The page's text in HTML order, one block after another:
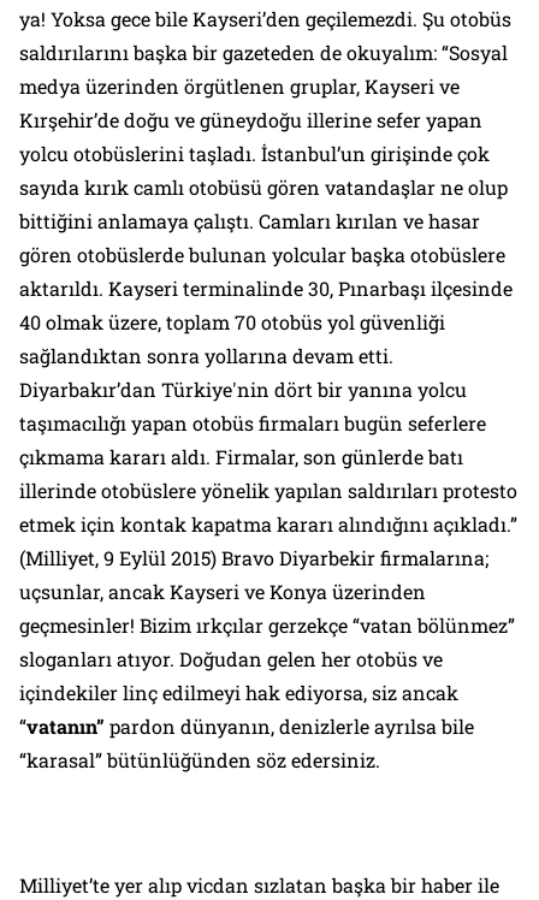
ya! Yoksa gece bile Kayseri’den geçilemezdi. Şu otobüs
saldırılarını başka bir gazeteden de okuyalım: “Sosyal
medya üzerinden örgütlenen gruplar, Kayseri ve
Kırşehir’de doğu ve güneydoğu illerine sefer yapan
yolcu otobüslerini taşladı. İstanbul’un girişinde çok
sayıda kırık camlı otobüsü gören vatandaşlar ne olup
bittiğini anlamaya çalıştı. Camları kırılan ve hasar
gören otobüslerde bulunan yolcular başka otobüslere
aktarıldı. Kayseri terminalinde 30, Pınarbaşı ilçesinde
40 olmak üzere, toplam 70 otobüs yol güvenliği
sağlandıktan sonra yollarına devam etti.
Diyarbakır’dan Türkiye'nin dört bir yanına yolcu
taşımacılığı yapan otobüs firmaları bugün seferlere
çıkmama kararı aldı. Firmalar, son günlerde batı
illerinde otobüslere yönelik yapılan saldırıları protesto
etmek için kontak kapatma kararı alındığını açıkladı.”
(Milliyet, 9 Eylül 2015) Bravo Diyarbekir firmalarına;
uçsunlar, ancak Kayseri ve Konya üzerinden
geçmesinler! Bizim ırkçılar gerzekçe “vatan bölünmez”
sloganları atıyor. Doğudan gelen her otobüs ve
içindekiler linç edilmeyi hak ediyorsa, siz ancak
“vatanın” pardon dünyanın, denizlerle ayrılsa bile
“karasal” bütünlüğünden söz edersiniz.
Milliyet’te yer alıp vicdan sızlatan başka bir haber ile